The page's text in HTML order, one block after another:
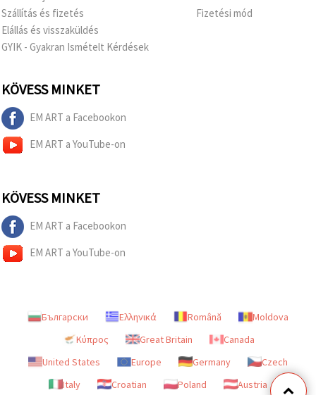
Szállítás és fizetés
Elállás és visszaküldés
GYIK - Gyakran Ismételt Kérdések
Fizetési mód
KÖVESS MINKET
EM ART a Facebookon
EM ART a YouTube-on
KÖVESS MINKET
EM ART a Facebookon
EM ART a YouTube-on
Български Ελληνικά Română
Moldova
Κύπρος
Great Britain
Canada
United States
Europe Germany
Czech
Italy
Croatian Poland Austria